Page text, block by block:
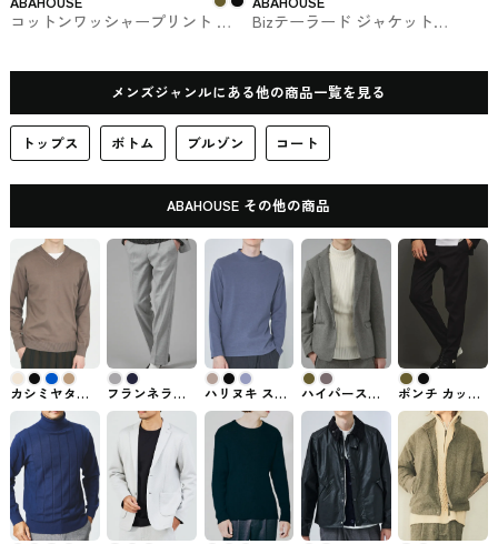
コットンワッシャープリント ジ
Bizテーラード ジャケット
メンズジャンルにある他の商品一覧を見る
トップス ボトム ブルゾン コート
ABAHOUSE その他の商品
カシミヤタッ
チ Vネックニ
ット #トップ
ス
フランネラー
ナスムース パ
ンツ #ボトム
ハリヌキ スト
レッチ 長袖Ｔ
シャツ #トッ
プス
ハイパースト
レッチWフェ
イスジャケッ
ト #アウター
ポンチ カット
ジャージー テ
ーパードパン
ツ #ボトム